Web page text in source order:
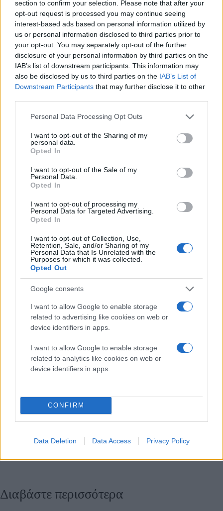
section to confirm your selection. Please note that after your
opt-out request is processed you may continue seeing
interest-based ads based on personal information utilized by
us or personal information disclosed to third parties prior to
your opt-out. You may separately opt-out of the further
disclosure of your personal information by third parties on the
IAB’s list of downstream participants. This information may
also be disclosed by us to third parties on the IAB’s List of
Downstream Participants that may further disclose it to other
Please note that this website/app uses one or more Google
not limited to your visit or usage behaviour. You may click to
grant or deny consent to Google and its third-party tags to
use your data for below specified purposes in below Google
consent section.
Personal Data Processing Opt Outs
I want to opt-out of the Sharing of my
personal data.
Opted In
I want to opt-out of the Sale of my
Personal Data.
Opted In
I want to opt-out of processing my
Personal Data for Targeted Advertising.
Opted In
I want to opt-out of Collection, Use,
Retention, Sale, and/or Sharing of my
Personal Data that Is Unrelated with the
Purposes for which it was collected.
Opted Out
Google consents
I want to allow Google to enable storage
related to advertising like cookies on web or
device identifiers in apps.
I want to allow Google to enable storage
related to analytics like cookies on web or
device identifiers in apps.
CONFIRM
Data Deletion Data Access Privacy Policy
Διαβάστε περισσότερα